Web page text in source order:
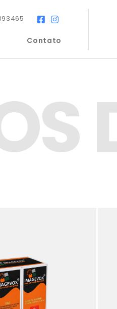
Contato